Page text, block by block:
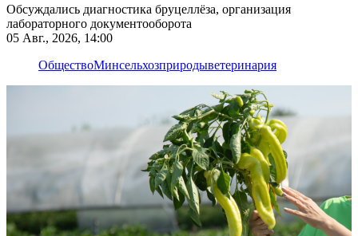
Обсуждались диагностика бруцеллёза, организация
лабораторного документооборота
05 Авг., 2026, 14:00
ОбществоМинсельхозприродыветеринария